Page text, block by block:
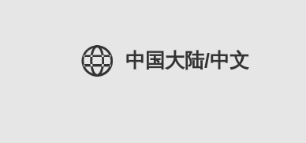
中国大陆/中文